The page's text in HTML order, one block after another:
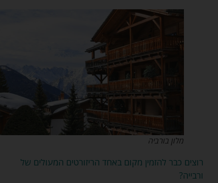
מלון בורביה
רוצים כבר להזמין מקום באחד הריזורטים המעולים של
ורבייה?